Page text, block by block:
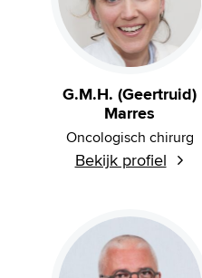
G.M.H. (Geertruid)
Marres
Oncologisch chirurg
Bekijk profiel